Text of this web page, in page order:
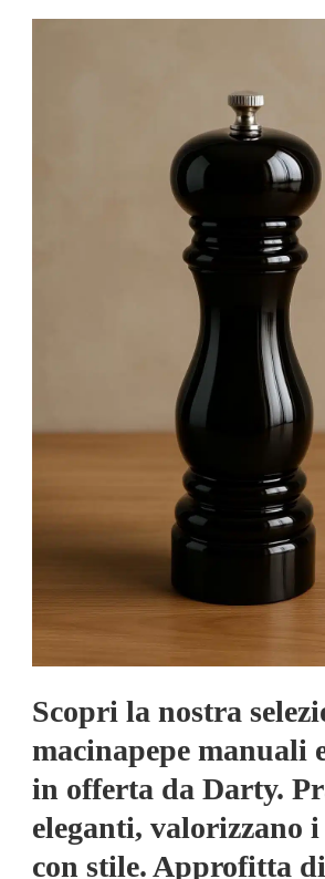
Scopri la nostra
macinapepe manuali
in offerta da Darty.
eleganti, valorizzano
con stile. Approfitta